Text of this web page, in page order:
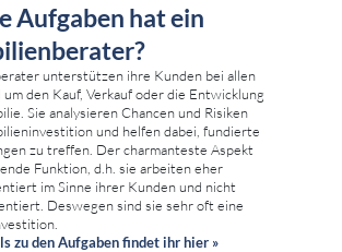
Aufgaben hat ein
unterstützen ihre Kunden bei allen
um den Kauf, Verkauf oder die Entwicklung
Sie analysieren Chancen und Risiken
und helfen dabei, fundierte
zu treffen. Der charmanteste Aspekt
Funktion, d.h. sie arbeiten eher
im Sinne ihrer Kunden und nicht
Deswegen sind sie sehr oft eine
zu den Aufgaben findet ihr hier »